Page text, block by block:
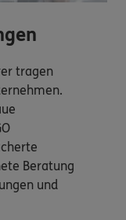
tragen
Beratung
und